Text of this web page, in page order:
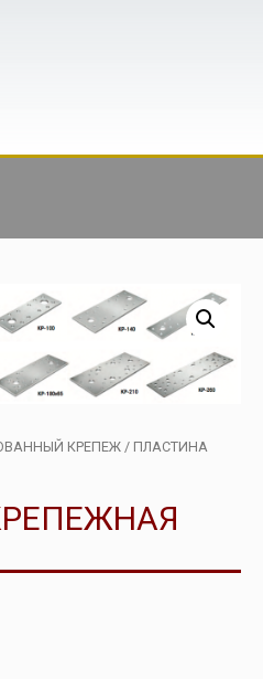
КРЕПЕЖ / ПЛАСТИНА